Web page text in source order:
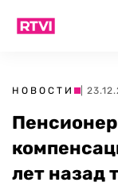
НОВОСТИ |
лет назад